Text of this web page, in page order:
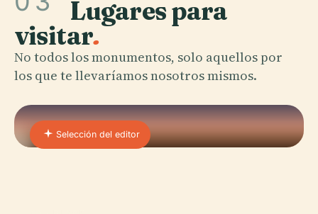
Lugares para
visitar.
No todos los monumentos, solo aquellos por
los que te llevaríamos nosotros mismos.
Selección del editor